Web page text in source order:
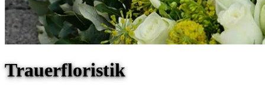
Trauerfloristik